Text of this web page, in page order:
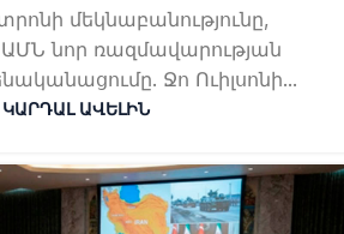
մեկնաբանությունը,
ԱՄՆ նոր ռազմավարության
Ջո Ուիլսոնի...
ԿԱՐԴԱԼ ԱՎԵԼԻՆ